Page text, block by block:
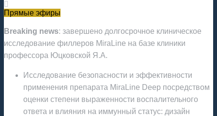
Прямые эфиры
Breaking news: завершено долгосрочное клиническое
исследование филлеров MiraLine на базе клиники
профессора Юцковской Я.А.
Исследование безопасности и эффективности
применения препарата MiraLine Deep посредством
оценки степени выраженности воспалительного
ответа и влияния на иммунный статус: дизайн